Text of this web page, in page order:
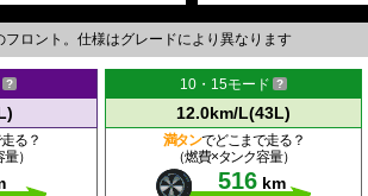
ロント。仕様はグレードにより異なります
る？
）
10・15モード
12.0km/L(43L)
満タンでどこまで走る？
（燃費×タンク容量）
516 km